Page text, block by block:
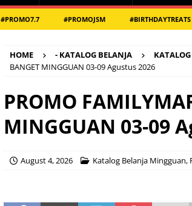
#PROMO7.7 #PROMOJSM #BIRTHDAYTREATS
HOME - KATALOG BELANJA
BANGET MINGGUAN 03-09 Agustus 2026
PROMO
MINGGUAN 03-09
August 4, 2026 Katalog Belanja Mingguan,